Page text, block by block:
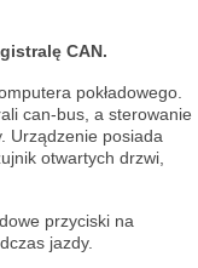
CAN.
pokładowego.
can-bus, a sterowanie
Urządzenie posiada
otwartych drzwi,
przyciski na
jazdy.